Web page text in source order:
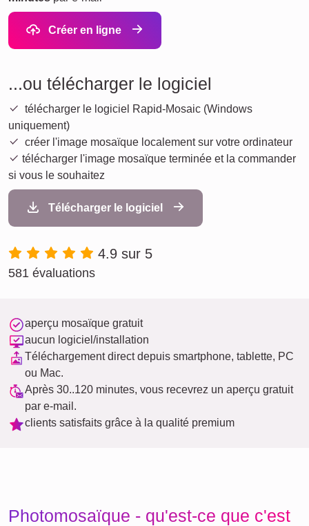
Créer en ligne
...ou télécharger le logiciel
télécharger le logiciel Rapid-Mosaic (Windows
uniquement)
créer l'image mosaïque localement sur votre ordinateur
télécharger l'image mosaïque terminée et la commander
si vous le souhaitez
Télécharger le logiciel
4.9 sur 5
581 évaluations
aperçu mosaïque gratuit
aucun logiciel/installation
Téléchargement direct depuis smartphone, tablette, PC
ou Mac.
Après 30..120 minutes, vous recevrez un aperçu gratuit
par e-mail.
clients satisfaits grâce à la qualité premium
Photomosaïque - qu'est-ce que c'est